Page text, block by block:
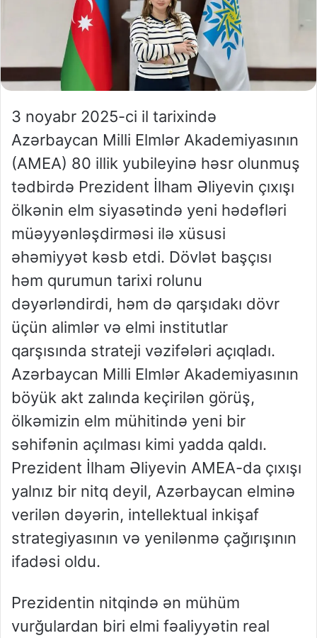
3 noyabr 2025-ci il tarixində
Azərbaycan Milli Elmlər Akademiyasının
(AMEA) 80 illik yubileyinə həsr olunmuş
tədbirdə Prezident İlham Əliyevin çıxışı
ölkənin elm siyasətində yeni hədəfləri
müəyyənləşdirməsi ilə xüsusi
əhəmiyyət kəsb etdi. Dövlət başçısı
həm qurumun tarixi rolunu
dəyərləndirdi, həm də qarşıdakı dövr
üçün alimlər və elmi institutlar
qarşısında strateji vəzifələri açıqladı.
Azərbaycan Milli Elmlər Akademiyasının
böyük akt zalında keçirilən görüş,
ölkəmizin elm mühitində yeni bir
səhifənin açılması kimi yadda qaldı.
Prezident İlham Əliyevin AMEA-da çıxışı
yalnız bir nitq deyil, Azərbaycan elminə
verilən dəyərin, intellektual inkişaf
strategiyasının və yenilənmə çağırışının
ifadəsi oldu.
Prezidentin nitqində ən mühüm
vurğulardan biri elmi fəaliyyətin real